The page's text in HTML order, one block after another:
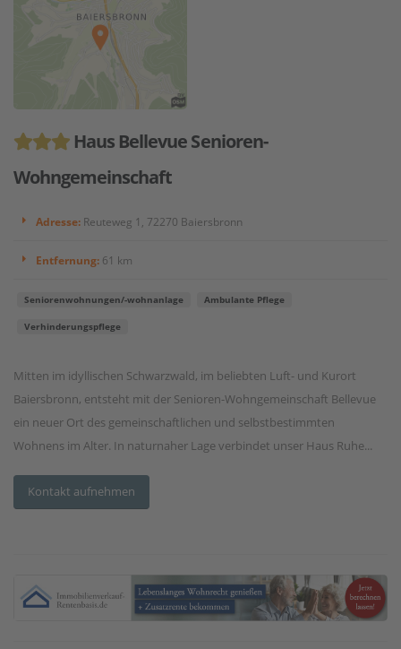
Haus Bellevue Senioren-
Wohngemeinschaft
Adresse: Reuteweg 1, 72270 Baiersbronn
Entfernung: 61 km
Seniorenwohnungen/-wohnanlage Ambulante Pflege
Verhinderungspflege
Mitten im idyllischen Schwarzwald, im beliebten Luft- und Kurort
Baiersbronn, entsteht mit der Senioren-Wohngemeinschaft Bellevue
ein neuer Ort des gemeinschaftlichen und selbstbestimmten
Wohnens im Alter. In naturnaher Lage verbindet unser Haus Ruhe...
Kontakt aufnehmen